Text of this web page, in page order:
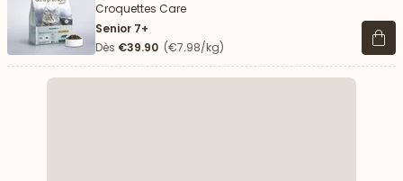
Croquettes Care
Senior 7+
Dès €39.90 (€7.98/kg) Voir